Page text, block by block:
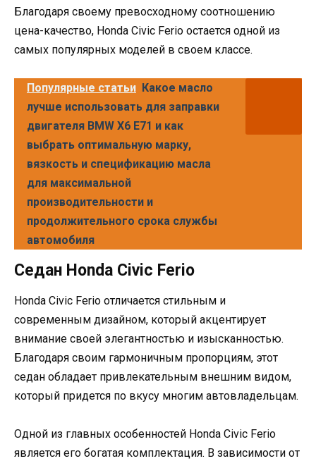
Благодаря своему превосходному соотношению
цена-качество, Honda Civic Ferio остается одной из
самых популярных моделей в своем классе.
Популярные статьи Какое масло
лучше использовать для заправки
двигателя BMW Х6 E71 и как
выбрать оптимальную марку,
вязкость и спецификацию масла
для максимальной
производительности и
продолжительного срока службы
автомобиля
Седан Honda Civic Ferio
Honda Civic Ferio отличается стильным и
современным дизайном, который акцентирует
внимание своей элегантностью и изысканностью.
Благодаря своим гармоничным пропорциям, этот
седан обладает привлекательным внешним видом,
который придется по вкусу многим автовладельцам.
Одной из главных особенностей Honda Civic Ferio
является его богатая комплектация. В зависимости от